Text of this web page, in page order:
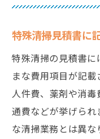
特殊清掃見積書に
特殊清掃の見積書
まな費用項目が記
人件費、薬剤や消
通費などが挙げられ
な清掃業務とは異